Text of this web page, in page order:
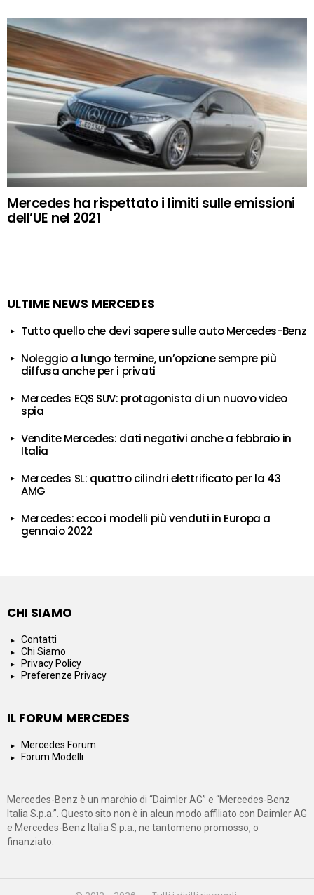
Mercedes ha rispettato i limiti sulle emissioni
dell’UE nel 2021
ULTIME NEWS MERCEDES
Tutto quello che devi sapere sulle auto Mercedes-Benz
Noleggio a lungo termine, un’opzione sempre più
diffusa anche per i privati
Mercedes EQS SUV: protagonista di un nuovo video
spia
Vendite Mercedes: dati negativi anche a febbraio in
Italia
Mercedes SL: quattro cilindri elettrificato per la 43
AMG
Mercedes: ecco i modelli più venduti in Europa a
gennaio 2022
CHI SIAMO
Contatti
Chi Siamo
Privacy Policy
Preferenze Privacy
IL FORUM MERCEDES
Mercedes Forum
Forum Modelli
Mercedes-Benz è un marchio di “Daimler AG” e “Mercedes-Benz
Italia S.p.a.”. Questo sito non è in alcun modo affiliato con Daimler AG
e Mercedes-Benz Italia S.p.a., ne tantomeno promosso, o
finanziato.